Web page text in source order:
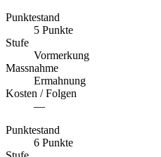
Punktestand
5 Punkte
Stufe
Vormerkung
Massnahme
Ermahnung
Kosten / Folgen
—
Punktestand
6 Punkte